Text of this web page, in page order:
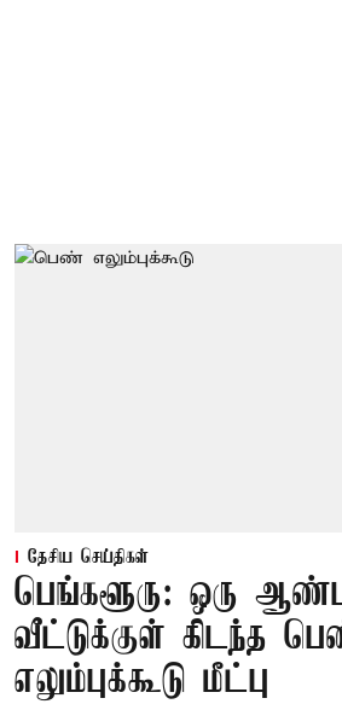
தேசிய செய்திகள்
பெங்களூரு: ஒரு
வீட்டுக்குள் கிடந்த
எலும்புக்கூடு மீட்பு